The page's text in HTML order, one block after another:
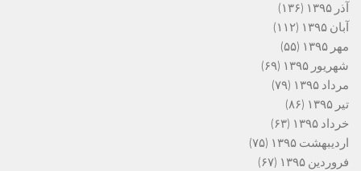
آذر ۱۳۹۵
(۱۳۶)
آبان ۱۳۹۵
(۱۱۲)
مهر ۱۳۹۵
(۵۵)
شهریور ۱۳۹۵
(۶۹)
مرداد ۱۳۹۵
(۷۹)
تیر ۱۳۹۵
(۸۶)
خرداد ۱۳۹۵
(۶۳)
اردیبهشت ۱۳۹۵
(۷۵)
فروردین ۱۳۹۵
(۶۷)